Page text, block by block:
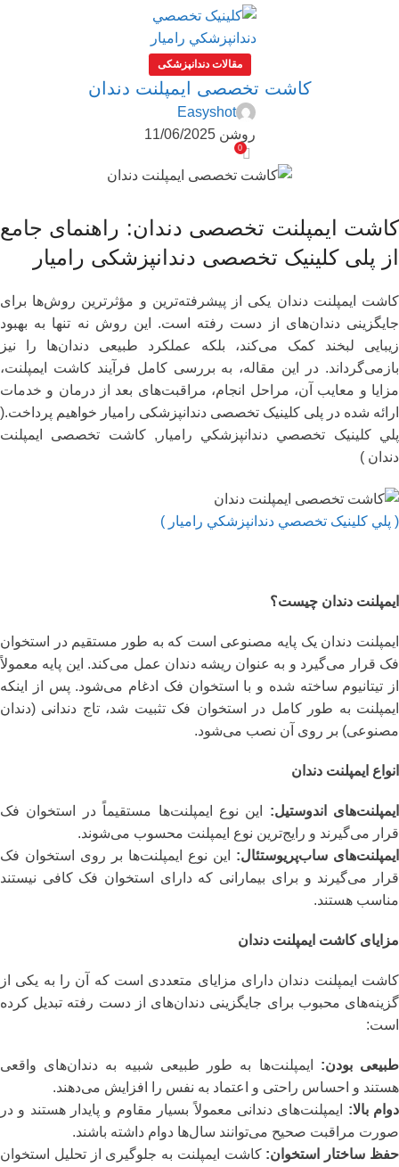
مقالات دندانپزشکی
کاشت تخصصی ایمپلنت دندان
Easyshot
روشن 11/06/2025
0
کاشت ایمپلنت تخصصی دندان: راهنمای جامع
از پلی کلینیک تخصصی دندانپزشکی رامیار
کاشت ایمپلنت دندان یکی از پیشرفته‌ترین و مؤثرترین روش‌ها برای
جایگزینی دندان‌های از دست رفته است. این روش نه تنها به بهبود
زیبایی لبخند کمک می‌کند، بلکه عملکرد طبیعی دندان‌ها را نیز
بازمی‌گرداند. در این مقاله، به بررسی کامل فرآیند کاشت ایمپلنت،
مزایا و معایب آن، مراحل انجام، مراقبت‌های بعد از درمان و خدمات
ارائه شده در پلی کلینیک تخصصی دندانپزشکی رامیار خواهیم پرداخت.(
پلي کلينیک تخصصي دندانپزشکي راميار, کاشت تخصصی ایمپلنت
دندان )
( پلي کلينیک تخصصي دندانپزشکي راميار )
ایمپلنت دندان چیست؟
ایمپلنت دندان یک پایه مصنوعی است که به طور مستقیم در استخوان
فک قرار می‌گیرد و به عنوان ریشه دندان عمل می‌کند. این پایه معمولاً
از تیتانیوم ساخته شده و با استخوان فک ادغام می‌شود. پس از اینکه
ایمپلنت به طور کامل در استخوان فک تثبیت شد، تاج دندانی (دندان
مصنوعی) بر روی آن نصب می‌شود.
انواع ایمپلنت دندان
ایمپلنت‌های اندوستیل: این نوع ایمپلنت‌ها مستقیماً در استخوان فک
قرار می‌گیرند و رایج‌ترین نوع ایمپلنت محسوب می‌شوند.
ایمپلنت‌های ساب‌پریوستئال: این نوع ایمپلنت‌ها بر روی استخوان فک
قرار می‌گیرند و برای بیمارانی که دارای استخوان فک کافی نیستند
مناسب هستند.
مزایای کاشت ایمپلنت دندان
کاشت ایمپلنت دندان دارای مزایای متعددی است که آن را به یکی از
گزینه‌های محبوب برای جایگزینی دندان‌های از دست رفته تبدیل کرده
است:
طبیعی بودن: ایمپلنت‌ها به طور طبیعی شبیه به دندان‌های واقعی
هستند و احساس راحتی و اعتماد به نفس را افزایش می‌دهند.
دوام بالا: ایمپلنت‌های دندانی معمولاً بسیار مقاوم و پایدار هستند و در
صورت مراقبت صحیح می‌توانند سال‌ها دوام داشته باشند.
حفظ ساختار استخوان: کاشت ایمپلنت به جلوگیری از تحلیل استخوان